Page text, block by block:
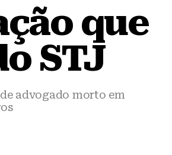
que
STJ
advogado morto em